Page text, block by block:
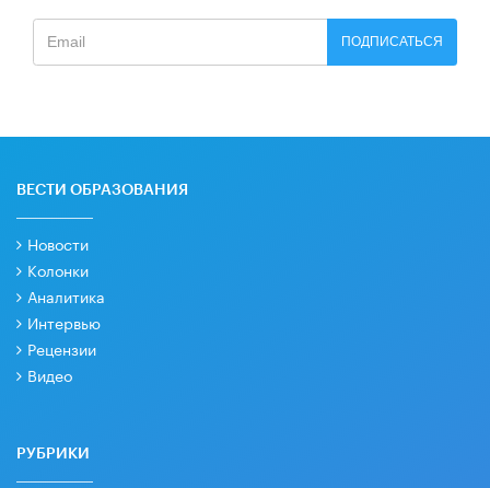
ПОДПИСАТЬСЯ
ВЕСТИ ОБРАЗОВАНИЯ
Новости
Колонки
Аналитика
Интервью
Рецензии
Видео
РУБРИКИ